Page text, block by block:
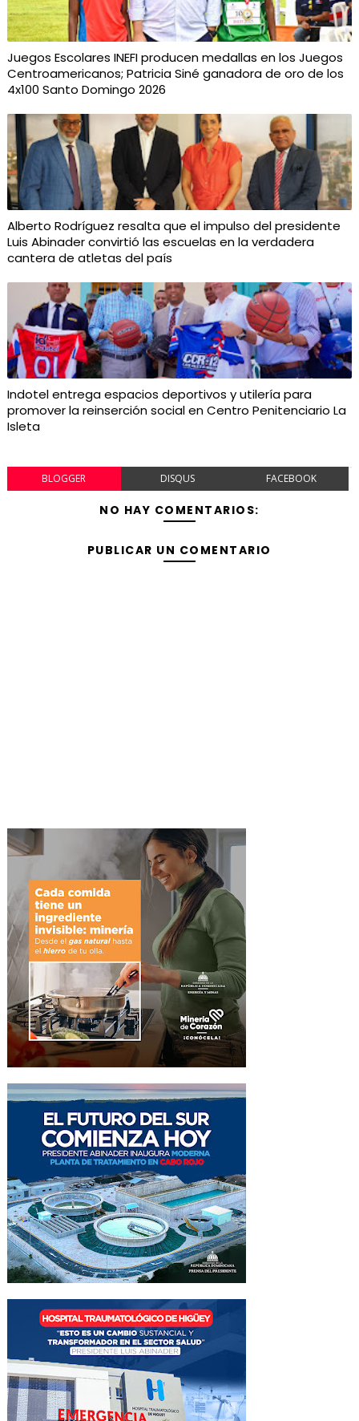
Juegos Escolares INEFI producen medallas en los Juegos
Centroamericanos; Patricia Siné ganadora de oro de los
4x100 Santo Domingo 2026
Alberto Rodríguez resalta que el impulso del presidente
Luis Abinader convirtió las escuelas en la verdadera
cantera de atletas del país
Indotel entrega espacios deportivos y utilería para
promover la reinserción social en Centro Penitenciario La
Isleta
BLOGGER DISQUS FACEBOOK
NO HAY COMENTARIOS:
PUBLICAR UN COMENTARIO